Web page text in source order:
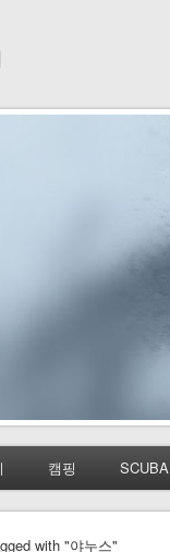
캠핑 SCUBA
with "야누스"